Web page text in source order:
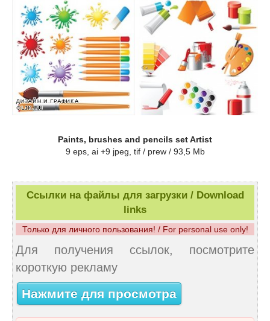
Paints, brushes and pencils set Artist
9 eps, ai +9 jpeg, tif / prew / 93,5 Mb
Ссылки на файлы для загрузки / Download
links
Только для личного пользования! / For personal use only!
Для получения ссылок, посмотрите
короткую рекламу
Нажмите для просмотра